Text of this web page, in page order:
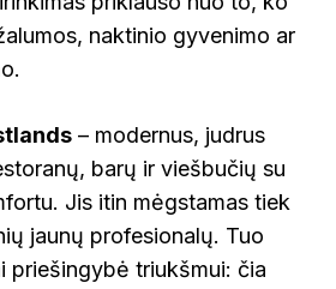
naktinio gyvenimo ar
– modernus, judrus
barų ir viešbučių su
Jis itin mėgstamas tiek
jaunų profesionalų. Tuo
priešingybė triukšmui: čia